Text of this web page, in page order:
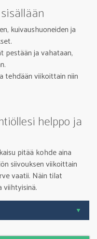
kuivaushuoneiden ja
pestään ja vahataan,
tehdään viikoittain niin
helppo ja
pitää kohde aina
siivouksen viikoittain
vaatii. Näin tilat
viihtyisinä.